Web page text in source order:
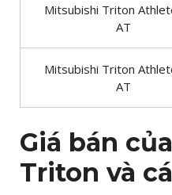
Mitsubishi Triton
AT
Mitsubishi Triton
AT
Giá bán
Triton và